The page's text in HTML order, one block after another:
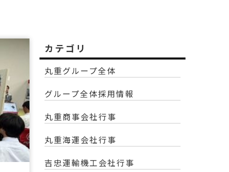
カテゴリ
丸重グループ全体
グループ全体採用情報
丸重商事会社行事
丸重海運会社行事
吉忠運輸機工会社行事